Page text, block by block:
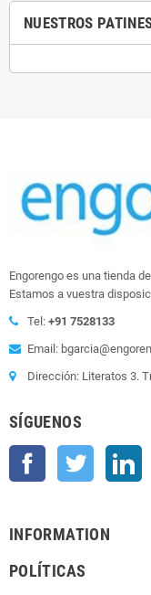
NUESTROS
Engorengo es una tienda
Estamos a vuestra
Tel: +91 7528133
Email:
Dirección: Literatos 3.
SÍGUENOS
Facebook Twitter
INFORMATION
POLÍTICAS